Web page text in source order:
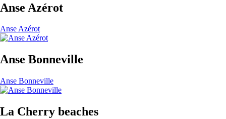
Anse Azérot
Anse Azérot
Anse Bonneville
Anse Bonneville
La Cherry beaches